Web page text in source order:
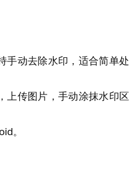
手动去除水印，适合简单处
上传图片，手动涂抹水印区
。